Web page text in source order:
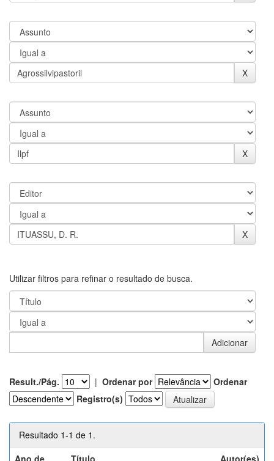
Utilizar filtros para refinar o resultado de busca.
Result./Pág. | Ordenar por
Ordenar
Registro(s)
Resultado 1-1 de 1.
Ano de
Título Autor(es)